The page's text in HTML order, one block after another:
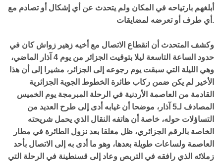
أبلغهم بارتياحه في المكان ولم يتحدث عن أي إشكال أو تصادم مع
أي طرف أو تعرضه لمضايقات.
وكشف المتحدث أن انقطاع الاتصال مع أخيه زهير زواش كان في
حدود الساعة التاسعة ليلا بتوقيت الجزائر من يوم 4 آذار الماضي،
وهي الليلة التي سبقت يوم رجوعه إلى الجزائر، مشيرا إلى أن هذا
الأخير لم يكن ضمن ركاب طائرة الخطوط الجوية الجزائرية
القادمة من العاصمة الأردنية في الرحلة المبرمجة يوم الخميس
المصادف لـ5 آذار، موضحا أن غيابه أدى إلى طرح العديد من
التساؤلات حوله، خاصة أن هاتفه النقال الذي يحمل شريحته
الخاصة بالرقم الجزائري، ظل مغلقا بعد نزول الطائرة في مطار
العاصمة ولساعات طويلة بعدها، وهو ما أدى به إلى الاتصال بأحد
زملائه الذي رافقه في التربص وعاد إلى قسنطينة في الرحلة التي